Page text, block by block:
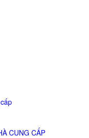
CUNG CẤP